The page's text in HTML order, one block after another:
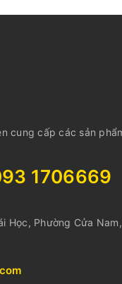
cung cấp các sản
1706669
Học, Phường Cửa